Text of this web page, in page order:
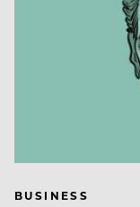
BUSINESS